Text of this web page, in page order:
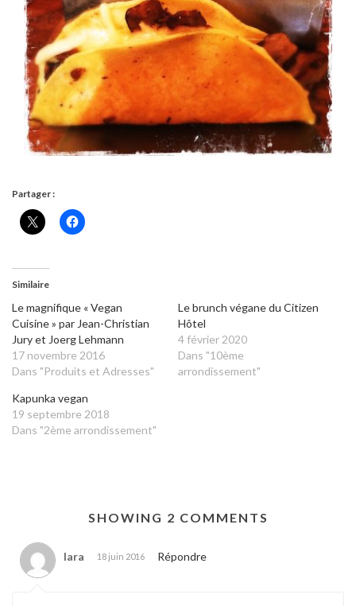
Partager :
Similaire
Le magnifique « Vegan
Cuisine » par Jean-Christian
Jury et Joerg Lehmann
17 novembre 2016
Dans "Produits et Adresses"
Le brunch végane du Citizen
Hôtel
4 février 2020
Dans "10ème
arrondissement"
Kapunka vegan
19 septembre 2018
Dans "2ème arrondissement"
SHOWING 2 COMMENTS
lara 18 juin 2016 Répondre